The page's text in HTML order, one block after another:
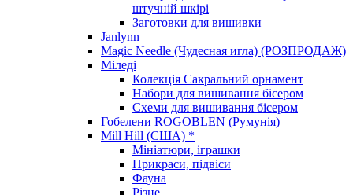
штучній шкірі
Заготовки для вишивки
Janlynn
Magic Needle (Чудесная игла) (РОЗПРОДАЖ)
Міледі
Колекція Сакральний орнамент
Набори для вишивання бісером
Схеми для вишивання бісером
Гобелени ROGOBLEN (Румунія)
Mill Hill (США) *
Мініатюри, іграшки
Прикраси, підвіси
Фауна
Різне